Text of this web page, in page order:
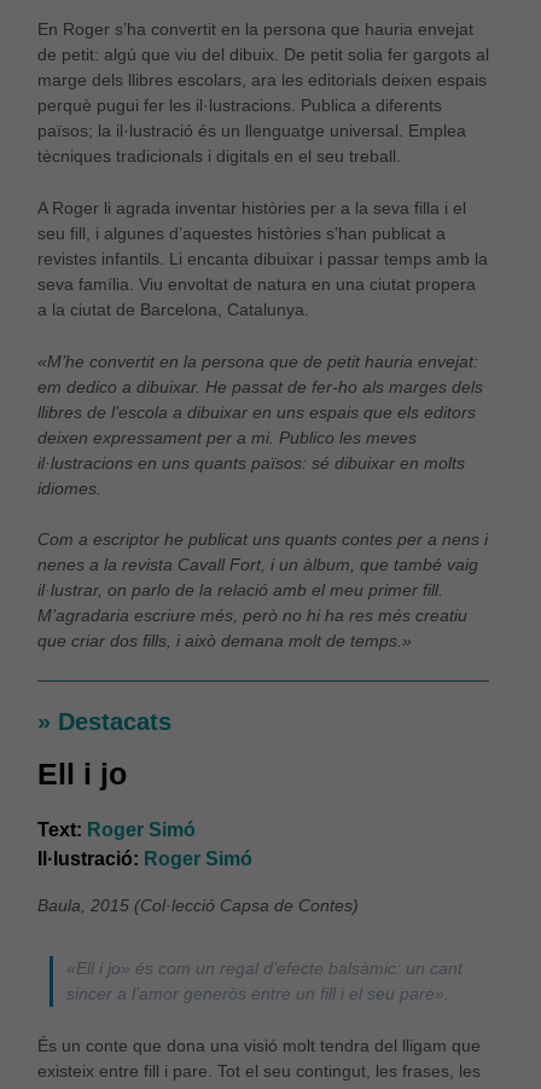
En Roger s’ha convertit en la persona que hauria envejat
de petit: algú que viu del dibuix. De petit solia fer gargots al
marge dels llibres escolars, ara les editorials deixen espais
perquè pugui fer les il·lustracions. Publica a diferents
països; la il·lustració és un llenguatge universal. Emplea
tècniques tradicionals i digitals en el seu treball.
A Roger li agrada inventar històries per a la seva filla i el
seu fill, i algunes d’aquestes històries s’han publicat a
revistes infantils. Li encanta dibuixar i passar temps amb la
seva família. Viu envoltat de natura en una ciutat propera
a la ciutat de Barcelona, ​​Catalunya.
«M’he convertit en la persona que de petit hauria envejat:
em dedico a dibuixar. He passat de fer-ho als marges dels
llibres de l’escola a dibuixar en uns espais que els editors
deixen expressament per a mi. Publico les meves
il·lustracions en uns quants països: sé dibuixar en molts
idiomes.
Com a escriptor he publicat uns quants contes per a nens i
nenes a la revista Cavall Fort, i un àlbum, que també vaig
il·lustrar, on parlo de la relació amb el meu primer fill.
M’agradaria escriure més, però no hi ha res més creatiu
que criar dos fills, i això demana molt de temps.»
» Destacats
Ell i jo
Text: Roger Simó
Il·lustració: Roger Simó
Baula, 2015 (Col·lecció Capsa de Contes)
«Ell i jo» és com un regal d’efecte balsàmic: un cant
sincer a l’amor generòs entre un fill i el seu pare».
És un conte que dona una visió molt tendra del lligam que
existeix entre fill i pare. Tot el seu contingut, les frases, les